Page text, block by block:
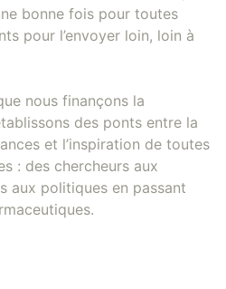
bonne fois pour toutes
pour l’envoyer loin, loin à
nous finançons la
des ponts entre la
et l’inspiration de toutes
: des chercheurs aux
aux politiques en passant